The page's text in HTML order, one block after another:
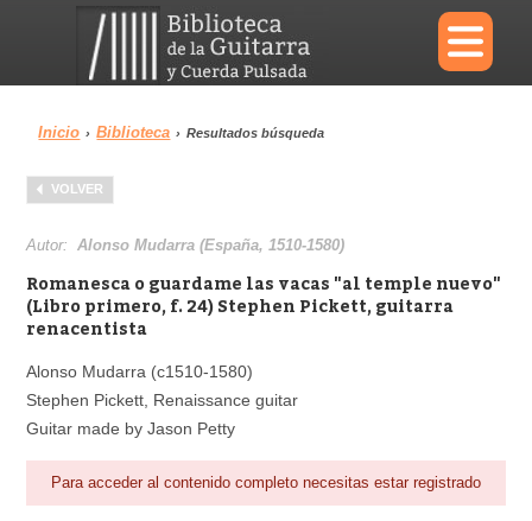
×
Menu
Biblioteca Diccionario
Área personal
Inicio › Biblioteca › Resultados búsqueda
VOLVER
Autor:Alonso Mudarra (España, 1510-1580)
Romanesca o guardame las vacas "al temple nuevo"
(Libro primero, f. 24) Stephen Pickett, guitarra
renacentista
Alonso Mudarra (c1510-1580)
Stephen Pickett, Renaissance guitar
Guitar made by Jason Petty
Para acceder al contenido completo necesitas estar registrado